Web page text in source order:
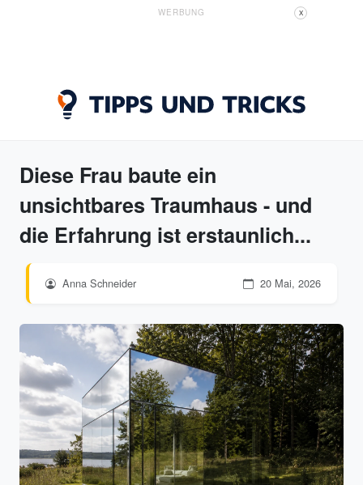
WERBUNG X
Diese Frau baute ein
unsichtbares Traumhaus - und
die Erfahrung ist erstaunlich...
Anna Schneider 20 Mai, 2026